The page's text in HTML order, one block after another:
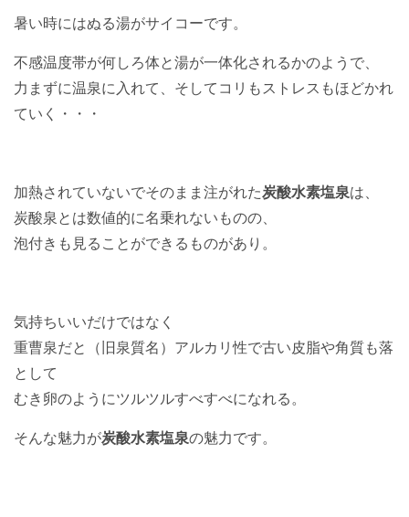
暑い時にはぬる湯がサイコーです。
不感温度帯が何しろ体と湯が一体化されるかのようで、
力まずに温泉に入れて、そしてコリもストレスもほどかれ
ていく・・・
加熱されていないでそのまま注がれた炭酸水素塩泉は、
炭酸泉とは数値的に名乗れないものの、
泡付きも見ることができるものがあり。
気持ちいいだけではなく
重曹泉だと（旧泉質名）アルカリ性で古い皮脂や角質も落
として
むき卵のようにツルツルすべすべになれる。
そんな魅力が炭酸水素塩泉の魅力です。